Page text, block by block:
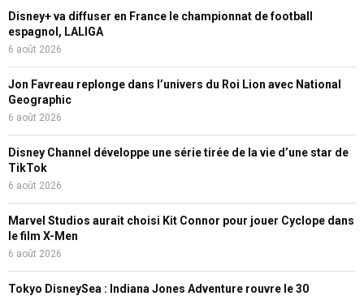
Disney+ va diffuser en France le championnat de football
espagnol, LALIGA
6 août 2026
Jon Favreau replonge dans l’univers du Roi Lion avec National
Geographic
6 août 2026
Disney Channel développe une série tirée de la vie d’une star de
TikTok
6 août 2026
Marvel Studios aurait choisi Kit Connor pour jouer Cyclope dans
le film X-Men
6 août 2026
Tokyo DisneySea : Indiana Jones Adventure rouvre le 30